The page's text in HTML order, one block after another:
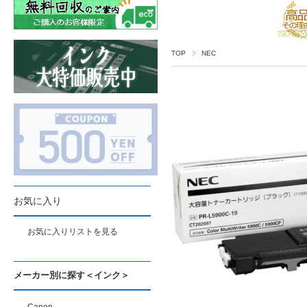
TOP NEC
お気に入り
お気に入りリストを見る
メーカー別に探す＜インク＞